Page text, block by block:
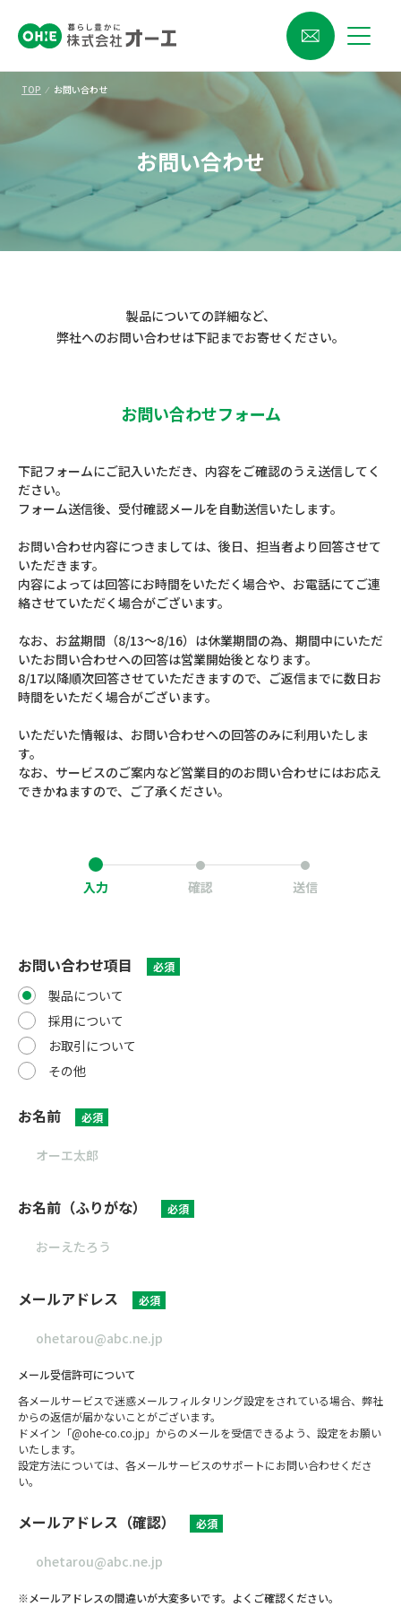
TOP ⁄ お問い合わせ
お問い合わせ
製品についての詳細など、
弊社へのお問い合わせは下記までお寄せください。
お問い合わせフォーム
下記フォームにご記入いただき、内容をご確認のうえ送信してく
ださい。
フォーム送信後、受付確認メールを自動送信いたします。
お問い合わせ内容につきましては、後日、担当者より回答させて
いただきます。
内容によっては回答にお時間をいただく場合や、お電話にてご連
絡させていただく場合がございます。
なお、お盆期間（8/13～8/16）は休業期間の為、期間中にいただ
いたお問い合わせへの回答は営業開始後となります。
8/17以降順次回答させていただきますので、ご返信までに数日お
時間をいただく場合がございます。
いただいた情報は、お問い合わせへの回答のみに利用いたしま
す。
なお、サービスのご案内など営業目的のお問い合わせにはお応え
できかねますので、ご了承ください。
入力 確認 送信
お問い合わせ項目 必須
製品について
採用について
お取引について
その他
お名前 必須
お名前（ふりがな） 必須
メールアドレス 必須
メール受信許可について
各メールサービスで迷惑メールフィルタリング設定をされている場合、弊社
からの返信が届かないことがございます。
ドメイン「@ohe-co.co.jp」からのメールを受信できるよう、設定をお願い
いたします。
設定方法については、各メールサービスのサポートにお問い合わせくださ
い。
メールアドレス（確認） 必須
※メールアドレスの間違いが大変多いです。よくご確認ください。